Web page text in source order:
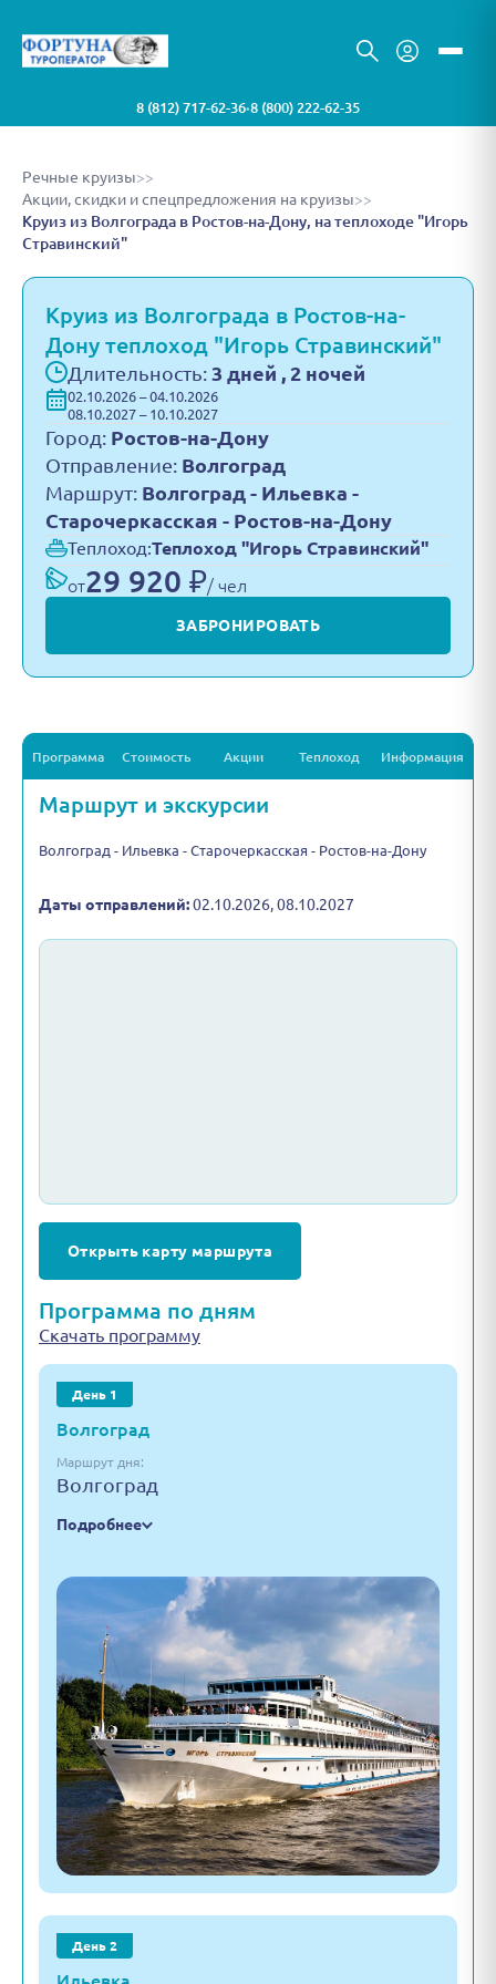
8 (812) 717-62-36•8 (800) 222-62-35
Речные круизы>>
Акции, скидки и спецпредложения на круизы>>
Круиз из Волгограда в Ростов-на-Дону, на теплоходе "Игорь
Стравинский"
Круиз из Волгограда в Ростов-на-
Дону теплоход "Игорь Стравинский"
Длительность: 3 дней , 2 ночей
02.10.2026 – 04.10.2026
08.10.2027 – 10.10.2027
Город: Ростов-на-Дону
Отправление: Волгоград
Маршрут: Волгоград - Ильевка -
Старочеркасская - Ростов-на-Дону
Теплоход:Теплоход "Игорь Стравинский"
от29 920 ₽/ чел
ЗАБРОНИРОВАТЬ
Программа Стоимость Акции Теплоход Информация
Маршрут и экскурсии
Волгоград - Ильевка - Старочеркасская - Ростов-на-Дону
Даты отправлений:02.10.2026, 08.10.2027
Открыть карту маршрута
Программа по дням
Скачать программу
День 1
Волгоград
Маршрут дня:
Волгоград
Подробнее
День 2